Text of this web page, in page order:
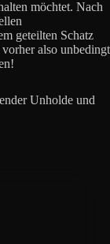
möchtet. Nach
geteilten Schatz
also unbedingt
Unholde und